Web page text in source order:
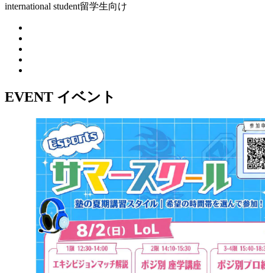
international student留学生向け
EVENT イベント